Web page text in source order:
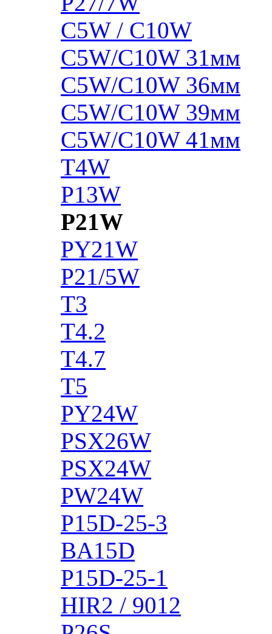
C5W / C10W
C5W/C10W 31мм
C5W/C10W 36мм
C5W/C10W 39мм
C5W/C10W 41мм
T4W
P13W
P21W
PY21W
P21/5W
T3
T4.2
T4.7
T5
PY24W
PSX26W
PSX24W
PW24W
P15D-25-3
BA15D
P15D-25-1
HIR2 / 9012